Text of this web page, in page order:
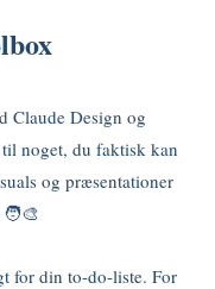
Claude Design og
noget, du faktisk kan
og præsentationer
for din to-do-liste. For